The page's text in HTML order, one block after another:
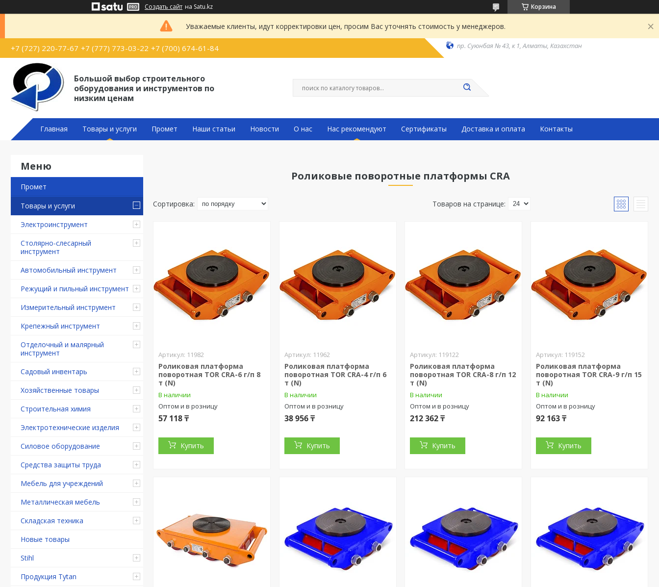
Создать сайт на Satu.kz Корзина
Уважаемые клиенты, идут корректировки цен, просим Вас уточнять стоимость у менеджеров.
+7 (727) 220-77-67 +7 (777) 773-03-22 +7 (700) 674-61-84 пр. Суюнбая № 43, к 1, Алматы, Казахстан
Большой выбор строительного
оборудования и инструментов по
низким ценам
Главная Товары и услуги Промет Наши статьи Новости О нас Нас рекомендуют Сертификаты Доставка и оплата Контакты
Промет
Товары и услуги
Электроинструмент
Столярно-слесарный
инструмент
Автомобильный инструмент
Режущий и пильный инструмент
Измерительный инструмент
Крепежный инструмент
Отделочный и малярный
инструмент
Садовый инвентарь
Хозяйственные товары
Строительная химия
Электротехнические изделия
Силовое оборудование
Средства защиты труда
Мебель для учреждений
Металлическая мебель
Складская техника
Новые товары
Stihl
Продукция Tytan
Роликовые поворотные платформы CRA
11982
Роликовая платформа
поворотная TOR CRA-6 г/п 8
т (N)
В наличии
Оптом и в розницу
57 118 ₸
Купить
11962
Роликовая платформа
поворотная TOR CRA-4 г/п 6
т (N)
В наличии
Оптом и в розницу
38 956 ₸
Купить
119122
Роликовая платформа
поворотная TOR CRA-8 г/п 12
т (N)
В наличии
Оптом и в розницу
212 362 ₸
Купить
119152
Роликовая платформа
поворотная TOR CRA-9 г/п 15
т (N)
В наличии
Оптом и в розницу
92 163 ₸
Купить